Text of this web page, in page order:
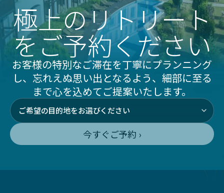
極上のリトリート
をご予約ください
お客様の特別なご滞在を丁寧にプランニング
し、忘れえぬ思い出となるよう、細部に至る
まで心を込めてご提案いたします。
今すぐご予約 ›